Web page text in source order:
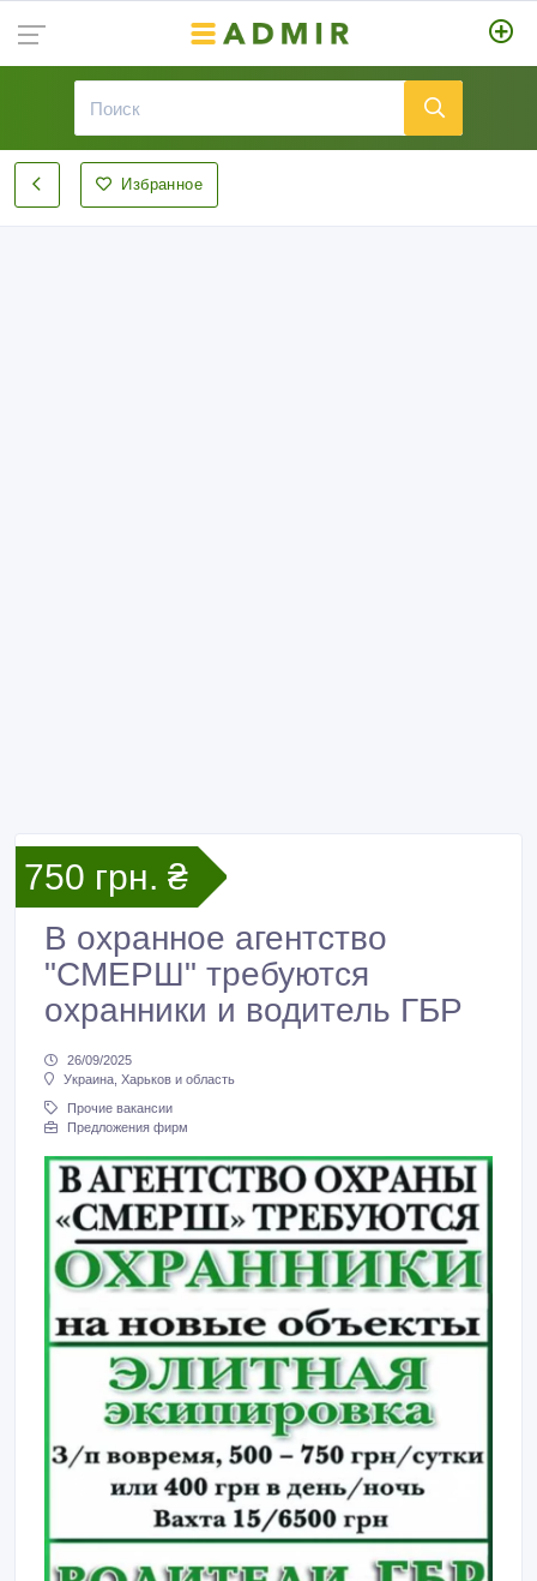
Избранное
750 грн. ₴
В охранное агентство
"СМЕРШ" требуются
охранники и водитель ГБР
26/09/2025
Украина, Харьков и область
Прочие вакансии
Предложения фирм